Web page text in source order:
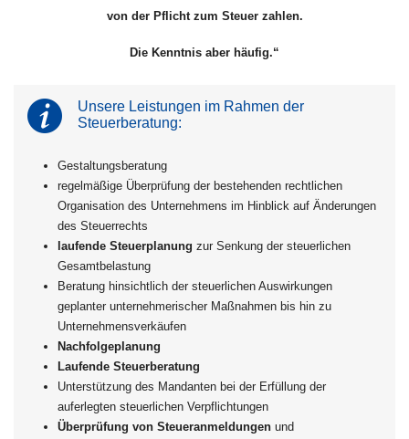
von der Pflicht zum Steuer zahlen.
Die Kenntnis aber häufig.“
Unsere Leistungen im Rahmen der
Steuerberatung:
Gestaltungsberatung
regelmäßige Überprüfung der bestehenden rechtlichen
Organisation des Unternehmens im Hinblick auf Änderungen
des Steuerrechts
laufende Steuerplanung zur Senkung der steuerlichen
Gesamtbelastung
Beratung hinsichtlich der steuerlichen Auswirkungen
geplanter unternehmerischer Maßnahmen bis hin zu
Unternehmensverkäufen
Nachfolgeplanung
Laufende Steuerberatung
Unterstützung des Mandanten bei der Erfüllung der
auferlegten steuerlichen Verpflichtungen
Überprüfung von Steueranmeldungenund